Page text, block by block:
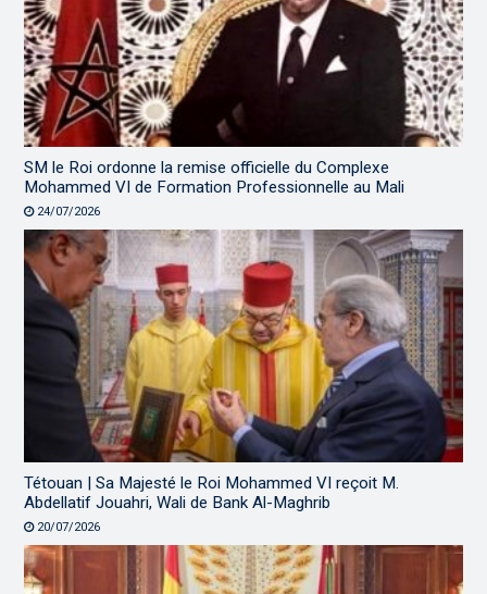
SM le Roi ordonne la remise officielle du Complexe
Mohammed VI de Formation Professionnelle au Mali
24/07/2026
Tétouan | Sa Majesté le Roi Mohammed VI reçoit M.
Abdellatif Jouahri, Wali de Bank Al-Maghrib
20/07/2026